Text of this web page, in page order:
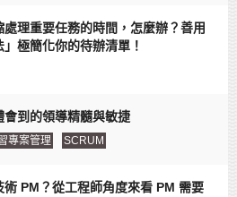
處理重要任務的時間，怎麼辦？善用
」極簡化你的待辦清單！
會到的領導精髓與敏捷
專案管理 SCRUM
術 PM？從工程師角度來看 PM 需要